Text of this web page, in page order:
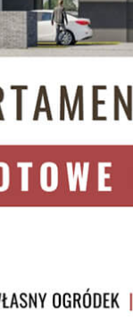
deweloperskiej, a
z usług, które
na idealnie